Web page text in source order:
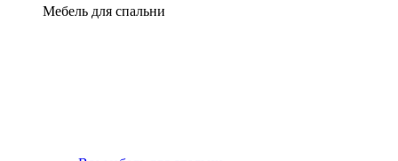
Мебель для спальни